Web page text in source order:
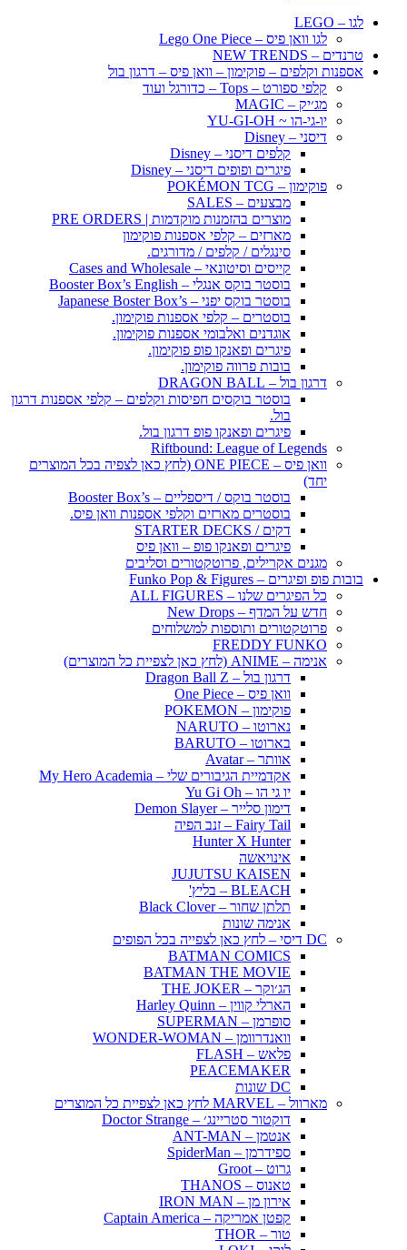
לגו – LEGO
לגו וואן פיס – Lego One Piece
טרנדים – NEW TRENDS
אספנות וקלפים – פוקימון – וואן פיס – דרגון בול
קלפי ספורט – Tops – כדורגל ועוד
מג׳יק – MAGIC
יו-גי-הו ~ YU-GI-OH
דיסני – Disney
קלפים דיסני – Disney
פיגרים ופופים דיסני – Disney
פוקימון – POKÉMON TCG
מבצעים – SALES
מוצרים בהזמנות מוקדמות | PRE ORDERS
מארזים – קלפי אספנות פוקימון
סינגלים / קלפים / מדורגים.
קייסים וסיטונאי – Cases and Wholesale
בוסטר בוקס אנגלי – Booster Box’s English
בוסטר בוקס יפני – Japanese Boster Box’s
בוסטרים – קלפי אספנות פוקימון.
אוגדנים ואלבומי אספנות פוקימון.
פיגרים ופאנקו פופ פוקימון.
בובות פרווה פוקימון.
דרגון בול – DRAGON BALL
בוסטר בוקסים חפיסות וקלפים – קלפי אספנות דרגון
בול.
פיגרים ופאנקו פופ דרגון בול.
Riftbound: League of Legends
וואן פיס – ONE PIECE (לחץ כאן לצפיה בכל המוצרים
יחד)
בוסטר בוקס / דיספליים – Booster Box’s
בוסטרים מארזים וקלפי אספנות וואן פיס.
דקים / STARTER DECKS
פיגרים ופאנקו פופ – וואן פיס
מגנים אקרילים, פרוטקטורים וסליבים
בובות פופ ופיגרים – Funko Pop & Figures
כל הפיגרים שלנו – ALL FIGURES
חדש על המדף – New Drops
פרוטקטורים ותוספות למשלוחים
FREDDY FUNKO
אנימה – ANIME (לחץ כאן לצפיית כל המוצרים)
דרגון בול – Dragon Ball Z
וואן פיס – One Piece
פוקימון – POKEMON
נארוטו – NARUTO
בארוטו – BARUTO
אוותר – Avatar
אקדמיית הגיבורים שלי – My Hero Academia
יו גי הו – Yu Gi Oh
דימון סלייר – Demon Slayer
Fairy Tail – זנב הפיה
Hunter X Hunter
אינויאשה
JUJUTSU KAISEN
BLEACH – בליץ'
תלתן שחור – Black Clover
אנימה שונות
DC דיסי – לחץ כאן לצפייה בכל הפופים
BATMAN COMICS
BATMAN THE MOVIE
הג׳וקר – THE JOKER
הארלי קווין – Harley Quinn
סופרמן – SUPERMAN
וואנדרוומן – WONDER-WOMAN
פלאש – FLASH
PEACEMAKER
DC שונות
מארוול – MARVEL לחץ כאן לצפיית כל המוצרים
דוקטור סטריינג׳ – Doctor Strange
אנטמן – ANT-MAN
ספידרמן – SpiderMan
גרוט – Groot
טאנוס – THANOS
אירון מן – IRON MAN
קפטן אמריקה – Captain America
טור – THOR